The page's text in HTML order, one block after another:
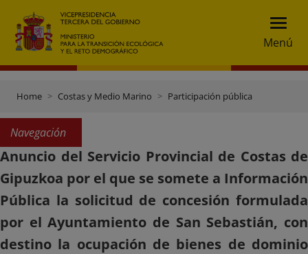
Menú
Home Costas y Medio Marino Participación pública
Navegación
Anuncio del Servicio Provincial de Costas de
Gipuzkoa por el que se somete a Información
Pública la solicitud de concesión formulada
por el Ayuntamiento de San Sebastián, con
destino la ocupación de bienes de dominio